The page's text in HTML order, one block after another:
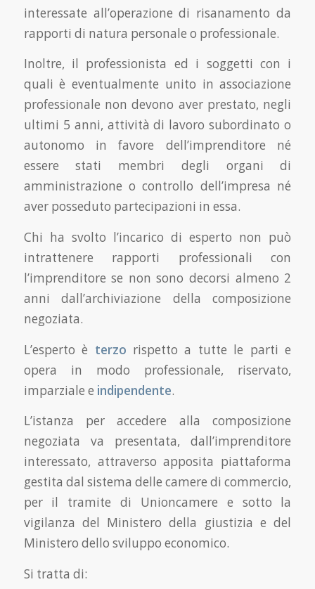
interessate all’operazione di risanamento da
rapporti di natura personale o professionale.
Inoltre, il professionista ed i soggetti con i
quali è eventualmente unito in associazione
professionale non devono aver prestato, negli
ultimi 5 anni, attività di lavoro subordinato o
autonomo in favore dell’imprenditore né
essere stati membri degli organi di
amministrazione o controllo dell’impresa né
aver posseduto partecipazioni in essa.
Chi ha svolto l’incarico di esperto non può
intrattenere rapporti professionali con
l’imprenditore se non sono decorsi almeno 2
anni dall’archiviazione della composizione
negoziata.
L’esperto è terzo rispetto a tutte le parti e
opera in modo professionale, riservato,
imparziale e indipendente.
L’istanza per accedere alla composizione
negoziata va presentata, dall’imprenditore
interessato, attraverso apposita piattaforma
gestita dal sistema delle camere di commercio,
per il tramite di Unioncamere e sotto la
vigilanza del Ministero della giustizia e del
Ministero dello sviluppo economico.
Si tratta di: